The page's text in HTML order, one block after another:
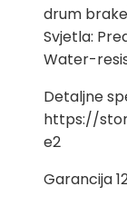
drum
Svjetla:
Water-
Detaljne
https://
e2
Garancija